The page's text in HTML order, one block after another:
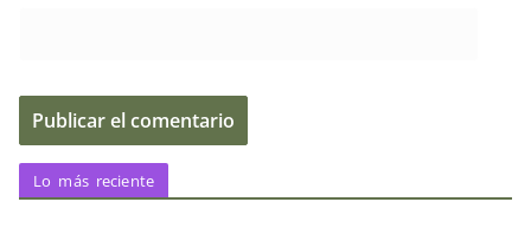
Lo más reciente